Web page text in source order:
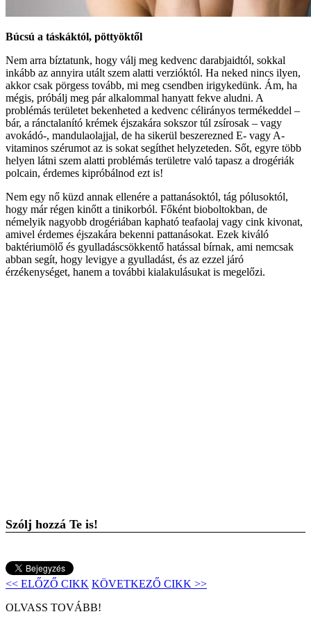
Búcsú a táskáktól, pöttyöktől
Nem arra bíztatunk, hogy válj meg kedvenc darabjaidtól, sokkal
inkább az annyira utált szem alatti verzióktól. Ha neked nincs ilyen,
akkor csak pörgess tovább, mi meg csendben irigykedünk. Ám, ha
mégis, próbálj meg pár alkalommal hanyatt fekve aludni. A
problémás területet bekenheted a kedvenc célirányos termékeddel –
bár, a ránctalanító krémek éjszakára sokszor túl zsírosak – vagy
avokádó-, mandulaolajjal, de ha sikerül beszerezned E- vagy A-
vitaminos szérumot az is sokat segíthet helyzeteden. Sőt, egyre több
helyen látni szem alatti problémás területre való tapasz a drogériák
polcain, érdemes kipróbálnod ezt is!
Nem egy nő küzd annak ellenére a pattanásoktól, tág pólusoktól,
hogy már régen kinőtt a tinikorból. Főként bioboltokban, de
némelyik nagyobb drogériában kapható teafaolaj vagy cink kivonat,
amivel érdemes éjszakára bekenni pattanásokat. Ezek kiváló
baktériumölő és gyulladáscsökkentő hatással bírnak, ami nemcsak
abban segít, hogy levigye a gyulladást, és az ezzel járó
érzékenységet, hanem a további kialakulásukat is megelőzi.
Szólj hozzá Te is!
<< ELŐZŐ CIKK KÖVETKEZŐ CIKK >>
OLVASS TOVÁBB!